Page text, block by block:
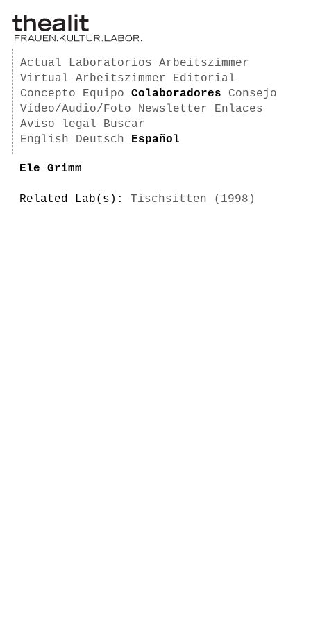
Actual Laboratorios
Arbeitszimmer
Virtual Arbeitszimmer
Editorial
Concepto
Equipo Colaboradores
Consejo
Vídeo/Audio/Foto
Newsletter
Enlaces
Aviso legal
Buscar
English
Deutsch Español
Ele Grimm
Related Lab(s): Tischsitten (1998)